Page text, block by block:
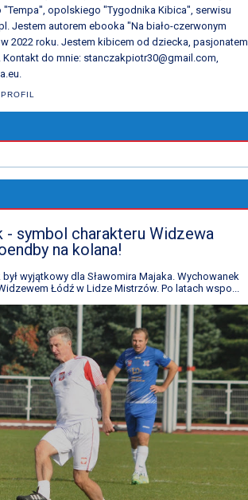
opolskiego "Tygodnika Kibica", serwisu
Jestem autorem ebooka "Na biało-czerwonym
2022 roku. Jestem kibicem od dziecka, pasjonatem
Kontakt do mnie: stanczakpiotr30@gmail.com,
- symbol charakteru Widzewa
na kolana!
był wyjątkowy dla Sławomira Majaka. Wychowanek
Łódź w Lidze Mistrzów. Po latach wspo...